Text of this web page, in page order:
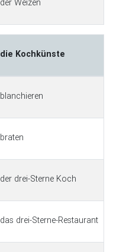
der Weizen
die Kochkünste
blanchieren
braten
der drei-Sterne Koch
das drei-Sterne-Restaurant